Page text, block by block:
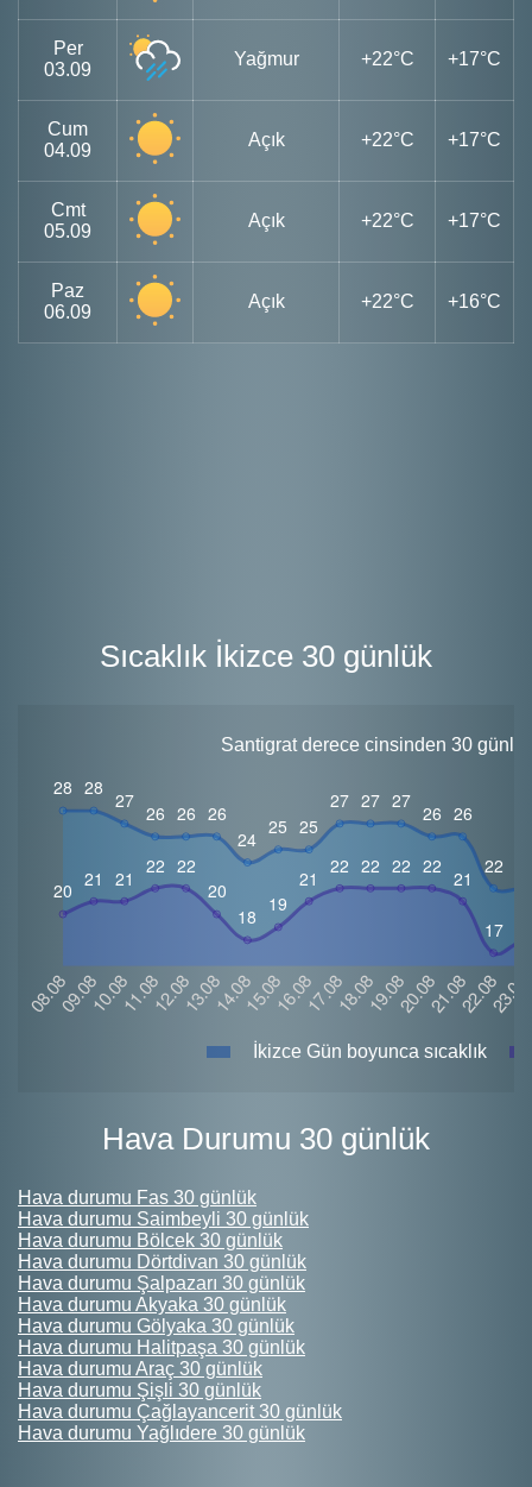
Per
03.09
Yağmur +22°C +17°C
Cum
04.09
Açık +22°C +17°C
Cmt
05.09
Açık +22°C +17°C
Paz
06.09
Açık +22°C +16°C
Sıcaklık İkizce 30 günlük
Santigrat derece cinsinden 30
İkizce Gün boyunca sıcaklık
Hava Durumu 30 günlük
Hava durumu Fas 30 günlük
Hava durumu Saimbeyli 30 günlük
Hava durumu Bölcek 30 günlük
Hava durumu Dörtdivan 30 günlük
Hava durumu Şalpazarı 30 günlük
Hava durumu Akyaka 30 günlük
Hava durumu Gölyaka 30 günlük
Hava durumu Halitpaşa 30 günlük
Hava durumu Araç 30 günlük
Hava durumu Şişli 30 günlük
Hava durumu Çağlayancerit 30 günlük
Hava durumu Yağlıdere 30 günlük